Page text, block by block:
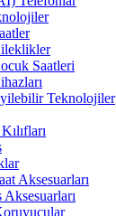
Saatleri
Teknolojiler
Aksesuarları